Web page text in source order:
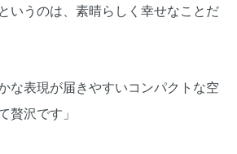
いうのは、素晴らしく幸せなことだ
表現が届きやすいコンパクトな空
贅沢です」